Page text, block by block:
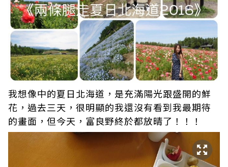
我想像中的夏日北海道，是充滿陽光跟盛開的鮮
花，過去三天，很明顯的我還沒有看到我最期待
的畫面，但今天，富良野終於都放晴了！！！